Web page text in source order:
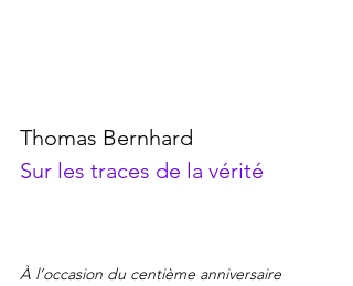
Thomas Bernhard
Sur les traces de la vérité
À l’occasion du centième anniversaire